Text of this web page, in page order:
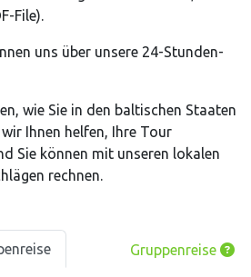
File).
uns über unsere 24-Stunden-
wie Sie in den baltischen Staaten
Ihnen helfen, Ihre Tour
Sie können mit unseren lokalen
rechnen.
Gruppenreise